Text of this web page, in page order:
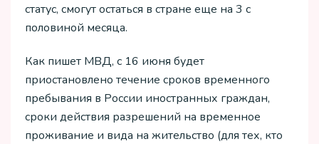
статус, смогут остаться в стране еще на 3 с
половиной месяца.
Как пишет МВД, с 16 июня будет
приостановлено течение сроков временного
пребывания в России иностранных граждан,
сроки действия разрешений на временное
проживание и вида на жительство (для тех, кто